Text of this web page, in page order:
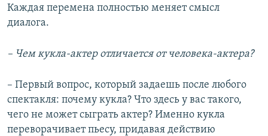
Каждая перемена полностью меняет смысл
диалога.
– Чем кукла-актер отличается от человека-актера?
– Первый вопрос, который задаешь после любого
спектакля: почему кукла? Что здесь у вас такого,
чего не может сыграть актер? Именно кукла
переворачивает пьесу, придавая действию